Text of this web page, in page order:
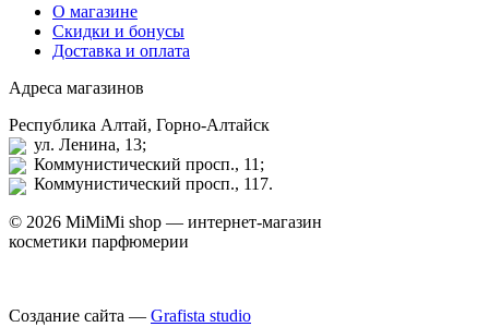
О магазине
Скидки и бонусы
Доставка и оплата
Адреса магазинов
Республика Алтай, Горно-Алтайск
ул. Ленина, 13;
Коммунистический просп., 11;
Коммунистический просп., 117.
© 2026 MiMiMi shop — интернет-магазин
косметики парфюмерии
Создание сайта — Grafista studio